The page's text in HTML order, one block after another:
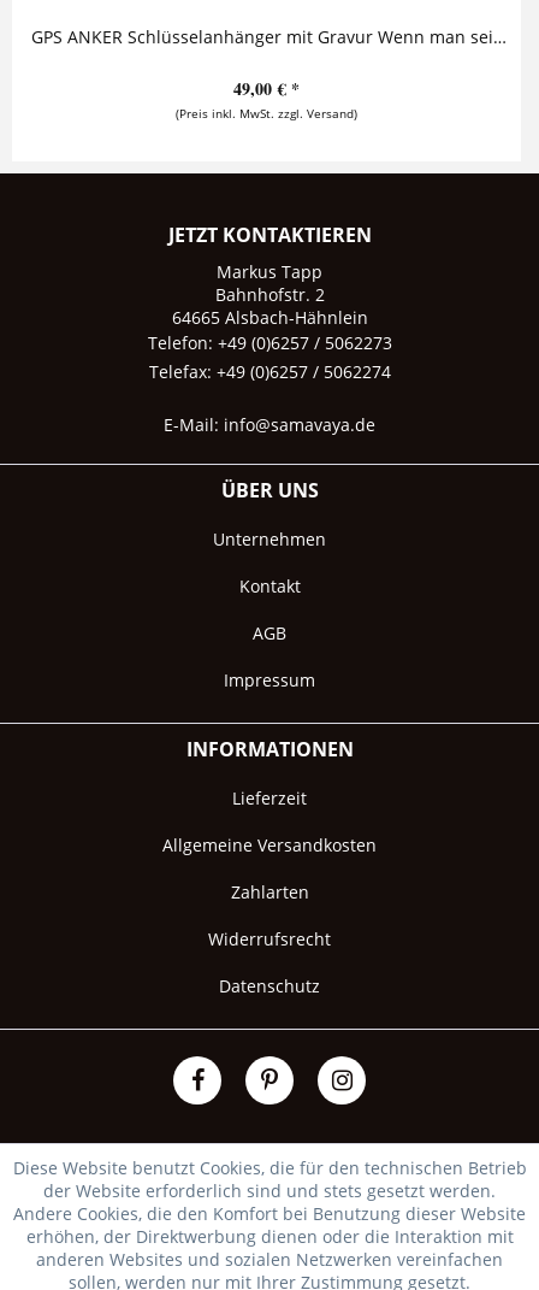
GPS ANKER Schlüsselanhänger mit Gravur Wenn man seinen Lieblingsort immer bei sich tragen will, ist dieser ganz besondere Schlüsselanhänger genau das Richtige! Mittig auf dem Anhänger...
49,00 € *
(Preis inkl. MwSt. zzgl. Versand)
JETZT KONTAKTIEREN
Markus Tapp
Bahnhofstr. 2
64665 Alsbach-Hähnlein
Telefon: +49 (0)6257 / 5062273
Telefax: +49 (0)6257 / 5062274
E-Mail: info@samavaya.de
ÜBER UNS
Unternehmen
Kontakt
AGB
Impressum
INFORMATIONEN
Lieferzeit
Allgemeine Versandkosten
Zahlarten
Widerrufsrecht
Datenschutz
Diese Website benutzt Cookies, die für den technischen Betrieb
der Website erforderlich sind und stets gesetzt werden.
Andere Cookies, die den Komfort bei Benutzung dieser Website
erhöhen, der Direktwerbung dienen oder die Interaktion mit
anderen Websites und sozialen Netzwerken vereinfachen
sollen, werden nur mit Ihrer Zustimmung gesetzt.